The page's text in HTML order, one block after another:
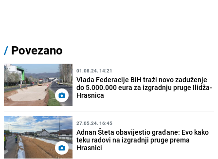
/ Povezano
01.08.24. 14:21
Vlada Federacije BiH traži novo zaduženje
do 5.000.000 eura za izgradnju pruge Ilidža-
Hrasnica
27.05.24. 16:45
Adnan Šteta obavijestio građane: Evo kako
teku radovi na izgradnji pruge prema
Hrasnici